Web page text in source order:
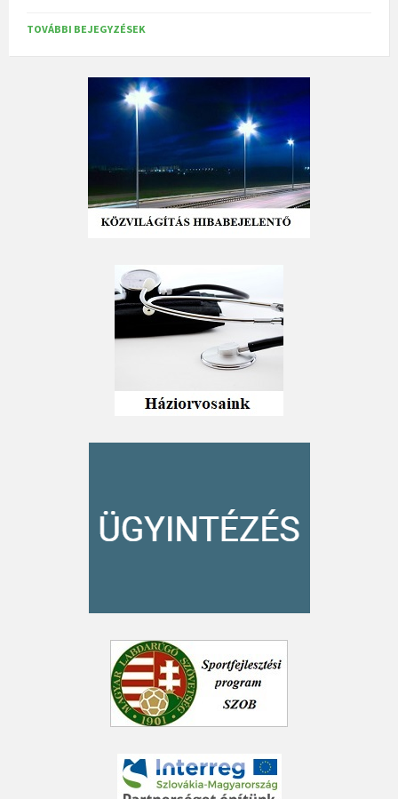
TOVÁBBI BEJEGYZÉSEK